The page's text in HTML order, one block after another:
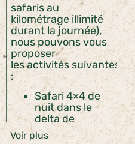
safaris au
kilométrage illimité
durant la journée),
nous pouvons vous
proposer
les activités suivantes
:
Safari 4×4 de
nuit dans le
delta de
l’Okavango
Voir plus